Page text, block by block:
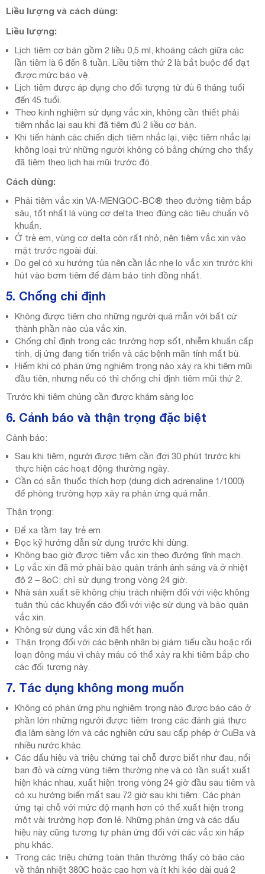
Liều lượng và cách dùng:
Liều lượng:
Lịch tiêm cơ bản gồm 2 liều 0,5 ml, khoảng cách giữa các
lần tiêm là 6 đến 8 tuần. Liều tiêm thứ 2 là bắt buộc để đạt
được mức bảo vệ.
Lịch tiêm được áp dụng cho đối tượng từ đủ 6 tháng tuổi
đến 45 tuổi.
Theo kinh nghiệm sử dụng vắc xin, không cần thiết phải
tiêm nhắc lại sau khi đã tiêm đủ 2 liều cơ bản.
Khi tiến hành các chiến dịch tiêm nhắc lại, việc tiêm nhắc lại
không loại trừ những người không có bằng chứng cho thấy
đã tiêm theo lịch hai mũi trước đó.
Cách dùng:
Phải tiêm vắc xin VA-MENGOC-BC® theo đường tiêm bắp
sâu, tốt nhất là vùng cơ delta theo đúng các tiêu chuẩn vô
khuẩn.
Ở trẻ em, vùng cơ delta còn rất nhỏ, nên tiêm vắc xin vào
mặt trước ngoài đùi.
Do gel có xu hướng tủa nên cần lắc nhẹ lọ vắc xin trước khi
hút vào bơm tiêm để đảm bảo tính đồng nhất.
5. Chống chỉ định
Không được tiêm cho những người quá mẫn với bất cứ
thành phần nào của vắc xin.
Chống chỉ định trong các trường hợp sốt, nhiễm khuẩn cấp
tính, dị ứng đang tiến triển và các bệnh mãn tính mất bù.
Hiếm khi có phản ứng nghiêm trọng nào xảy ra khi tiêm mũi
đầu tiên, nhưng nếu có thì chống chỉ định tiêm mũi thứ 2.
Trước khi tiêm chủng cần được khám sàng lọc
6. Cảnh báo và thận trọng đặc biệt
Cảnh báo:
Sau khi tiêm, người được tiêm cần đợi 30 phút trước khi
thực hiện các hoạt động thường ngày.
Cần có sẵn thuốc thích hợp (dung dịch adrenaline 1/1000)
để phòng trường hợp xảy ra phản ứng quá mẫn.
Thận trọng:
Để xa tầm tay trẻ em.
Đọc kỹ hướng dẫn sử dụng trước khi dùng.
Không bao giờ được tiêm vắc xin theo đường tĩnh mạch.
Lọ vắc xin đã mở phải bảo quản tránh ánh sáng và ở nhiệt
độ 2 – 8oC; chỉ sử dụng trong vòng 24 giờ.
Nhà sản xuất sẽ không chịu trách nhiệm đối với việc không
tuân thủ các khuyến cáo đối với việc sử dụng và bảo quản
vắc xin.
Không sử dụng vắc xin đã hết hạn.
Thận trọng đối với các bệnh nhân bị giảm tiểu cầu hoặc rối
loạn đông máu vì chảy máu có thể xảy ra khi tiêm bắp cho
các đối tượng này.
7. Tác dụng không mong muốn
Không có phản ứng phụ nghiêm trọng nào được báo cáo ở
phần lớn những người được tiêm trong các đánh giá thực
địa lâm sàng lớn và các nghiên cứu sau cấp phép ở CuBa và
nhiều nước khác.
Các dấu hiệu và triệu chứng tại chỗ được biết như đau, nổi
ban đỏ và cứng vùng tiêm thường nhẹ và có tần suất xuất
hiện khác nhau, xuất hiện trong vòng 24 giờ đầu sau tiêm và
có xu hướng biến mất sau 72 giờ sau khi tiêm. Các phản
ứng tại chỗ với mức độ mạnh hơn có thể xuất hiện trong
một vài trường hợp đơn lẻ. Những phản ứng và các dấu
hiệu này cũng tương tự phản ứng đối với các vắc xin hấp
phụ khác.
Trong các triệu chứng toàn thân thường thấy có báo cáo
về thân nhiệt 380C hoặc cao hơn và ít khi kéo dài quá 2